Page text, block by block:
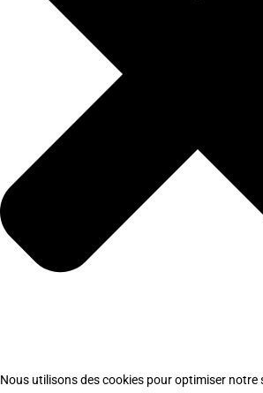
Nous utilisons des cookies pour optimiser notre